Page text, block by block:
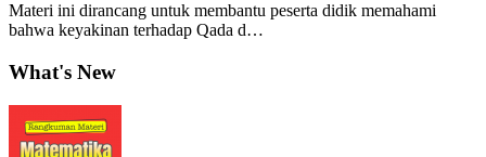
Materi ini dirancang untuk membantu peserta didik memahami
bahwa keyakinan terhadap Qada d…
What's New